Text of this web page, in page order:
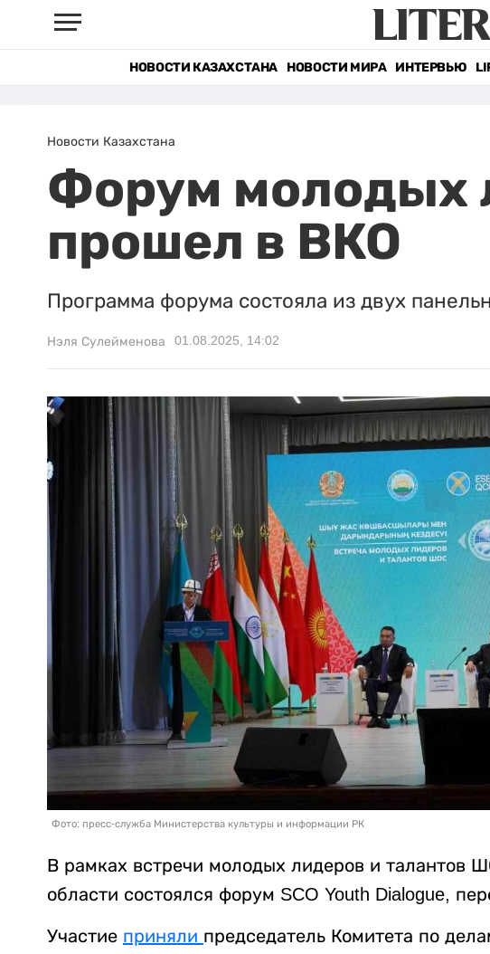
НОВОСТИ КАЗАХСТАНА НОВОСТИ МИРА ИНТЕРВЬЮ
Новости Казахстана
Форум молодых
прошел в ВКО
Программа форума состояла из двух
Нэля Сулейменова 01.08.2025, 14:02
Фото: пресс-служба Министерства культуры и информации РК
В рамках встречи молодых лидеров и талантов
области состоялся форум SCO Youth Dialogue,
Участие приняли председатель Комитета по